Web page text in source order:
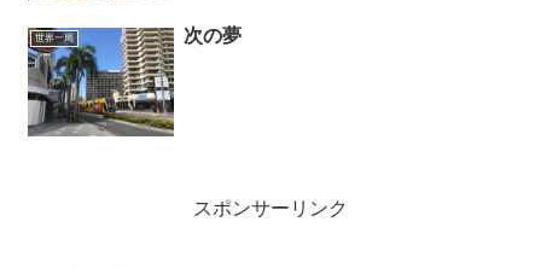
世界一周 次の夢
スポンサーリンク